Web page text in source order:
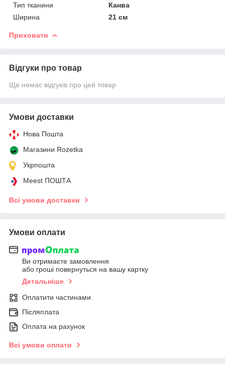
Тип тканини
Канва
Ширина
21 см
Приховати
Відгуки про товар
Ще немає відгуків про цей товар
Умови доставки
Нова Пошта
Магазини Rozetka
Укрпошта
Meest ПОШТА
Всі умови доставки
Умови оплати
Ви отримаєте замовлення
або гроші повернуться на вашу картку
Детальніше
Оплатити частинами
Післяплата
Оплата на рахунок
Всі умови оплати